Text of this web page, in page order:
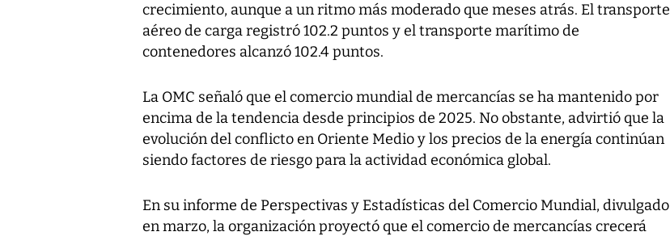
crecimiento, aunque a un ritmo más moderado que meses atrás. El transporte
aéreo de carga registró 102.2 puntos y el transporte marítimo de
contenedores alcanzó 102.4 puntos.
La OMC señaló que el comercio mundial de mercancías se ha mantenido por
encima de la tendencia desde principios de 2025. No obstante, advirtió que la
evolución del conflicto en Oriente Medio y los precios de la energía continúan
siendo factores de riesgo para la actividad económica global.
En su informe de Perspectivas y Estadísticas del Comercio Mundial, divulgado
en marzo, la organización proyectó que el comercio de mercancías crecerá